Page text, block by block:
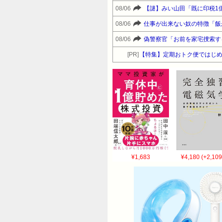
08/06 【謎】みい山田「既に印税
08/06 仕事が出来ない奴の特徴「
08/06 偽警察官「お前を家宅捜索
[PR] 【特集】定期おトク便ではじ
¥1,683 ¥4,180